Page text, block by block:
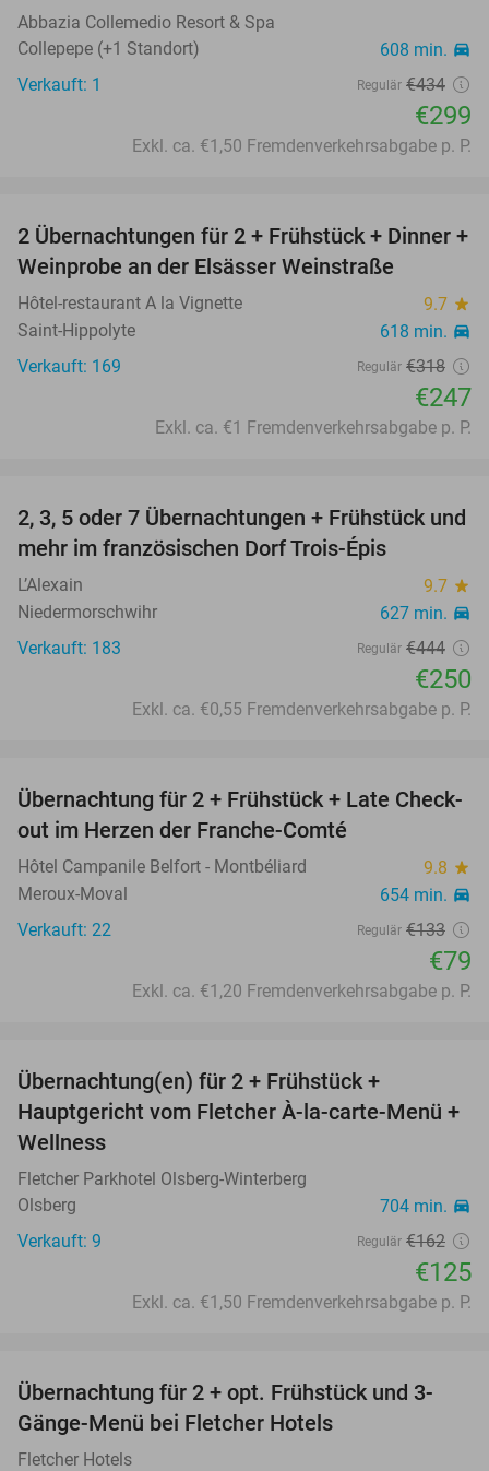
Abbazia Collemedio Resort & Spa
Collepepe (+1 Standort)
608 min. directions_car
Verkauft: 1 Regulär €434
€299
Exkl. ca. €1,50 Fremdenverkehrsabgabe p. P.
22%
2 Übernachtungen für 2 + Frühstück + Dinner +
Weinprobe an der Elsässer Weinstraße
Hôtel-restaurant A la Vignette 9.7 star
Saint-Hippolyte 618 min. directions_car
Verkauft: 169 Regulär €318
€247
Exkl. ca. €1 Fremdenverkehrsabgabe p. P.
44%
2, 3, 5 oder 7 Übernachtungen + Frühstück und
mehr im französischen Dorf Trois-Épis
L’Alexain 9.7 star
Niedermorschwihr 627 min. directions_car
Verkauft: 183 Regulär €444
€250
Exkl. ca. €0,55 Fremdenverkehrsabgabe p. P.
41%
Übernachtung für 2 + Frühstück + Late Check-
out im Herzen der Franche-Comté
Hôtel Campanile Belfort - Montbéliard 9.8 star
Meroux-Moval 654 min. directions_car
Verkauft: 22 Regulär €133
€79
Exkl. ca. €1,20 Fremdenverkehrsabgabe p. P.
Übernachtung(en) für 2 + Frühstück +
Hauptgericht vom Fletcher À-la-carte-Menü +
Wellness
Fletcher Parkhotel Olsberg-Winterberg
Olsberg
704 min. directions_car
Verkauft: 9 Regulär €162
€125
Exkl. ca. €1,50 Fremdenverkehrsabgabe p. P.
Übernachtung für 2 + opt. Frühstück und 3-
Gänge-Menü bei Fletcher Hotels
Fletcher Hotels